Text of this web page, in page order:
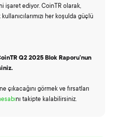
işaret ediyor. CoinTR olarak,
her koşulda güçlü
Q2 2025 Blok Raporu’nun
çıkacağını görmek ve fırsatları
nı takipte kalabilirsiniz.